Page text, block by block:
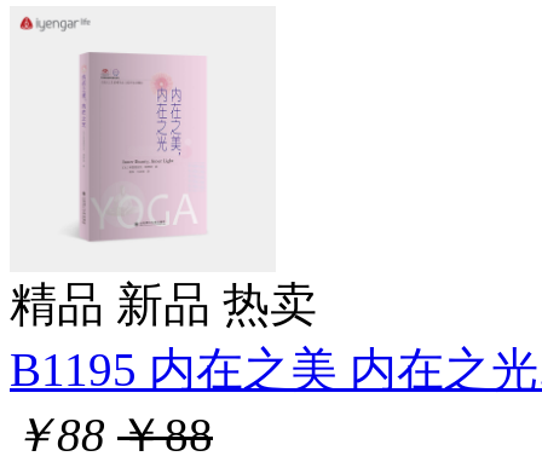
精品 新品 热卖
B1195 内在之美 内在之
￥88 ￥88